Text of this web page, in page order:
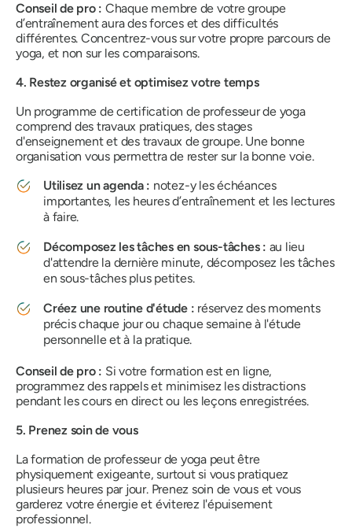
Conseil de pro : Chaque membre de votre groupe
d’entraînement aura des forces et des difficultés
différentes. Concentrez-vous sur votre propre parcours de
yoga, et non sur les comparaisons.
4. Restez organisé et optimisez votre temps
Un programme de certification de professeur de yoga
comprend des travaux pratiques, des stages
d'enseignement et des travaux de groupe. Une bonne
organisation vous permettra de rester sur la bonne voie.
Utilisez un agenda : notez-y les échéances
importantes, les heures d’entraînement et les lectures
à faire.
Décomposez les tâches en sous-tâches : au lieu
d'attendre la dernière minute, décomposez les tâches
en sous-tâches plus petites.
Créez une routine d'étude : réservez des moments
précis chaque jour ou chaque semaine à l'étude
personnelle et à la pratique.
Conseil de pro : Si votre formation est en ligne,
programmez des rappels et minimisez les distractions
pendant les cours en direct ou les leçons enregistrées.
5. Prenez soin de vous
La formation de professeur de yoga peut être
physiquement exigeante, surtout si vous pratiquez
plusieurs heures par jour. Prenez soin de vous et vous
garderez votre énergie et éviterez l'épuisement
professionnel.